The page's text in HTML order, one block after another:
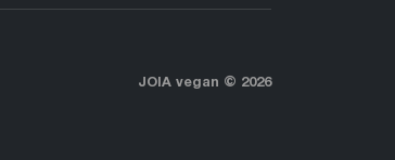
JOIA vegan © 2026